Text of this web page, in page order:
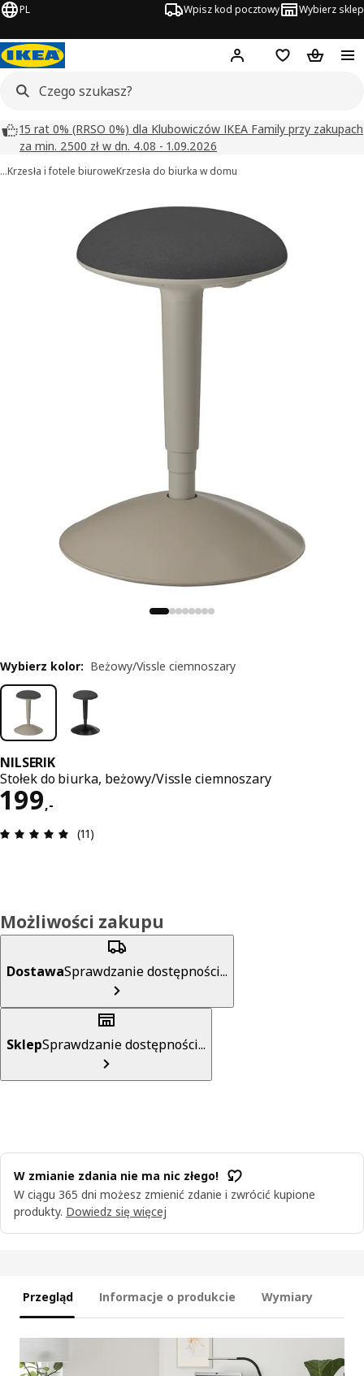
PL Wpisz kod pocztowy Wybierz sklep
Hej! Zaloguj się
Lista zakupowa
Koszyk
15 rat 0% (RRSO 0%) dla Klubowiczów IKEA Family przy zakupach
za min. 2500 zł w dn. 4.08 - 1.09.2026
…Krzesła i fotele biuroweKrzesła do biurka w domu
NILSERIK
Stołek do biurka, beżowy/Vissle ciemnoszary
199,-
Cena 199,-
Opinia: 4.9 na 5 gwiazdki. Recenzje ogółem: 11
(11)
Wybierz kolor: Beżowy/Vissle ciemnoszary
Możliwości zakupu
DostawaSprawdzanie dostępności...
SklepSprawdzanie dostępności...
W zmianie zdania nie ma nic złego!
W ciągu 365 dni możesz zmienić zdanie i zwrócić kupione
produkty. Dowiedz się więcej
Przegląd Informacje o produkcie Wymiary